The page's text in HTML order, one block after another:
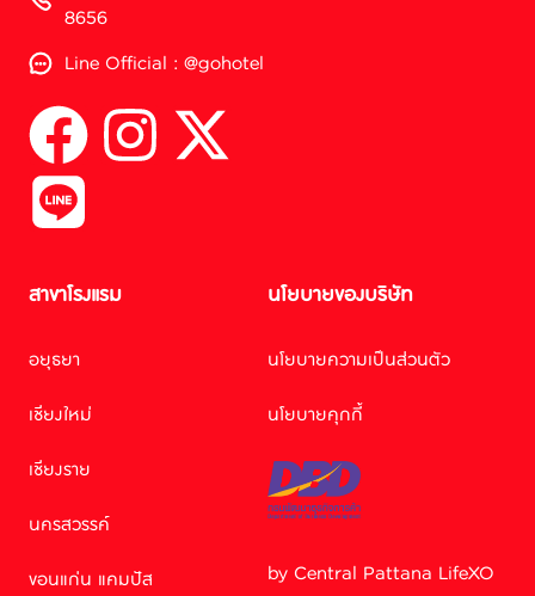
8656
Line Official : @gohotel
สาขาโรงแรม
อยุธยา
เชียงใหม่
เชียงราย
นครสวรรค์
ขอนแก่น แคมปัส
นโยบายของบริษัท
นโยบายความเป็นส่วนตัว
นโยบายคุกกี้
by Central Pattana LifeXO